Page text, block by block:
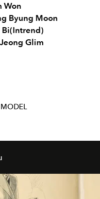
Won
Byung Moon
Bi(Intrend)
Jeong Glim